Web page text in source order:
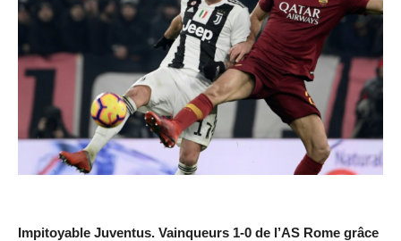
Impitoyable Juventus. Vainqueurs 1-0 de l’AS Rome grâce